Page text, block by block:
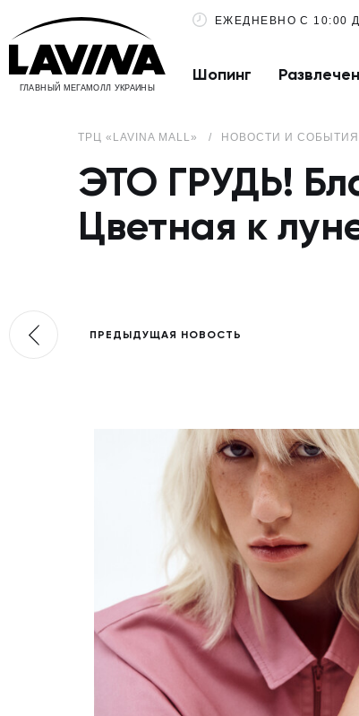
ГЛАВНЫЙ МЕГАМОЛЛ УКРАИНЫ
ЕЖЕДНЕВНО С 10:00
Шопинг
ТРЦ «LAVINA MALL» НОВОСТИ И СОБЫТИЯ
ЭТО ГРУДЬ!
Цветная к
ПРЕДЫДУЩАЯ НОВОСТЬ